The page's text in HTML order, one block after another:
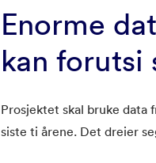
Enorme
kan forutsi
Prosjektet skal bruke data
siste ti årene. Det dreier